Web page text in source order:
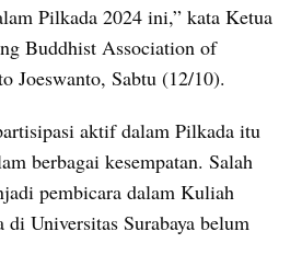
Pilkada 2024 ini,” kata Ketua
Buddhist Association of
Joeswanto, Sabtu (12/10).
aktif dalam Pilkada itu
berbagai kesempatan. Salah
pembicara dalam Kuliah
Universitas Surabaya belum